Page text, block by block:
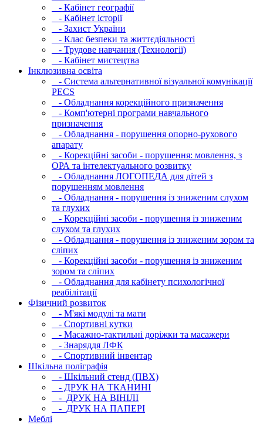
- Кабінет географії
- Кабінет історії
- Захист України
- Клас безпеки та життєдіяльності
- Трудове навчання (Технології)
- Кабінет мистецтва
Інклюзивна освіта
- Система альтернативної візуальної комунікації
PECS
- Обладнання корекційного призначення
- Комп'ютерні програми навчального
призначення
- Обладнання - порушення опорно-рухового
апарату
- Корекційні засоби - порушення: мовлення, з
ОРА та інтелектуального розвитку
- Обладнання ЛОГОПЕДА для дітей з
порушенням мовлення
- Обладнання - порушення із зниженим слухом
та глухих
- Корекційні засоби - порушення із зниженим
слухом та глухих
- Обладнання - порушення із зниженим зором та
сліпих
- Корекційні засоби - порушення із зниженим
зором та сліпих
- Обладнання для кабінету психологічної
реабілітації
Фізичний розвиток
- М'які модулi та мати
- Спортивні кутки
- Масажно-тактильні доріжки та масажери
- Знаряддя ЛФК
- Спортивний інвентар
Шкільна поліграфія
- Шкільний стенд (ПВХ)
- ДРУК НА ТКАНИНІ
- ДРУК НА ВІНІЛІ
- ДРУК НА ПАПЕРІ
Меблі